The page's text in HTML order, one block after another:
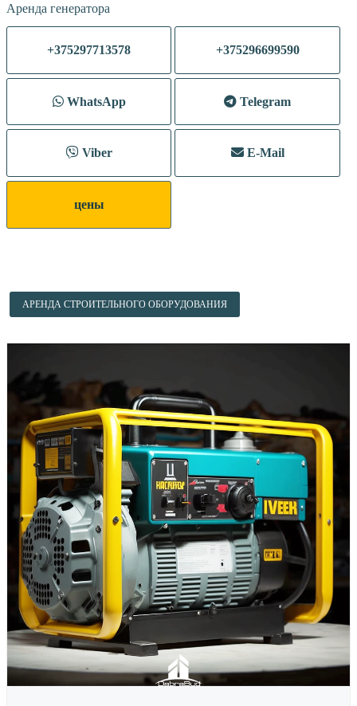
Аренда генератора
+375297713578 +375296699590
WhatsApp Telegram
Viber E-Mail
цены
АРЕНДА СТРОИТЕЛЬНОГО ОБОРУДОВАНИЯ